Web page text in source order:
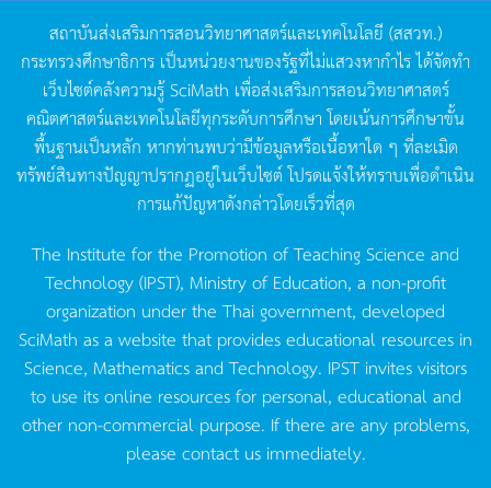
สถาบันส่งเสริมการสอนวิทยาศาสตร์และเทคโนโลยี (สสวท.)
กระทรวงศึกษาธิการ เป็นหน่วยงานของรัฐที่ไม่แสวงหากำไรได้จัดทำ
เว็บไซต์คลังความรู้SciMath เพื่อส่งเสริมการสอนวิทยาศาสตร์
คณิตศาสตร์และเทคโนโลยีทุกระดับการศึกษา โดยเน้นการศึกษาขั้น
พื้นฐานเป็นหลัก หากท่านพบว่ามีข้อมูลหรือเนื้อหาใด ๆ ที่ละเมิด
ทรัพย์สินทางปัญญาปรากฏอยู่ในเว็บไซต์โปรดแจ้งให้ทราบเพื่อดำเนิน
การแก้ปัญหาดังกล่าวโดยเร็วที่สุด
The Institute for the Promotion of Teaching Science and
Technology (IPST), Ministry of Education, a non-profit
organization under the Thai government, developed
SciMath as a website that provides educational resources in
Science, Mathematics and Technology. IPST invites visitors
to use its online resources for personal, educational and
other non-commercial purpose. If there are any problems,
please contact us immediately.